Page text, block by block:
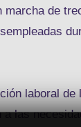
de
laboral de
las